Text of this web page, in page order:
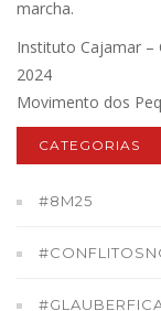
marcha.
Instituto Cajamar –
2024
Movimento dos
CATEGORIAS
#8M25